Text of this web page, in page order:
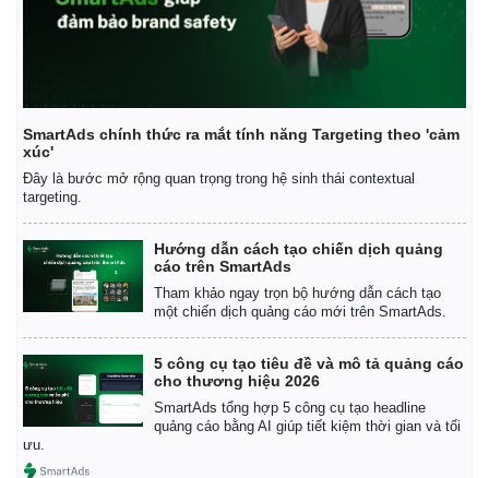
SmartAds chính thức ra mắt tính năng Targeting theo 'cảm
xúc'
Đây là bước mở rộng quan trọng trong hệ sinh thái contextual
targeting.
Hướng dẫn cách tạo chiến dịch quảng
cáo trên SmartAds
Tham khảo ngay trọn bộ hướng dẫn cách tạo
một chiến dịch quảng cáo mới trên SmartAds.
5 công cụ tạo tiêu đề và mô tả quảng cáo
cho thương hiệu 2026
SmartAds tổng hợp 5 công cụ tạo headline
quảng cáo bằng AI giúp tiết kiệm thời gian và tối
ưu.